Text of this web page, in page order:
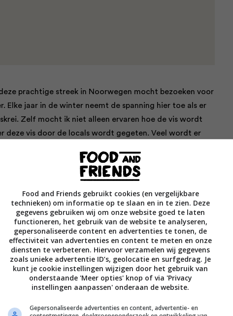
prachtige streek in Noorwegen mocht bezoeken voor
Elke jaar in de winter neemt de spanning hier toe als er
Zelf mocht ik niet alleen ervaren hoe de vis wordt
deze vis door de locals wordt gegeten. Veel wordt er
boter
van Nusfjord toch een stapje verder: voor de video
skreifilet met ratatouille.’
van deze bijzondere wintervis. Voor de Noren is deze
ware delicatesse waar het hele jaar naar wordt
heeft een prachtige witte kleur en is werkelijk
met een speciaal tintje. De naam is afgeleid van het
hebben de vissen te danken aan de lange weg die
ze elk jaar in de winter naar de Noorse
Food and Friends gebruikt cookies (en vergelijkbare
technieken) om informatie op te slaan en in te zien. Deze
gegevens gebruiken wij om onze website goed te laten
functioneren, het gebruik van de website te analyseren,
gepersonaliseerde content en advertenties te tonen, de
effectiviteit van advertenties en content te meten en onze
diensten te verbeteren. Hiervoor verzamelen wij gegevens
zoals unieke advertentie ID’s, geolocatie en surfgedrag. Je
kunt je cookie instellingen wijzigen door het gebruik van
onderstaande 'Meer opties' knop of via 'Privacy
instellingen aanpassen' onderaan de website.
Gepersonaliseerde advertenties en content, advertentie- en